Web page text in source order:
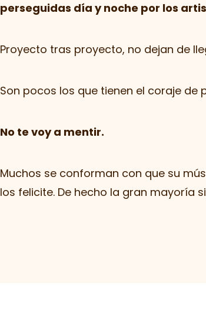
perseguidas día y noche por los
Proyecto tras proyecto, no dejan de
Son pocos los que tienen el coraje de
No te voy a mentir.
Muchos se conforman con que su
los felicite. De hecho la gran mayoría